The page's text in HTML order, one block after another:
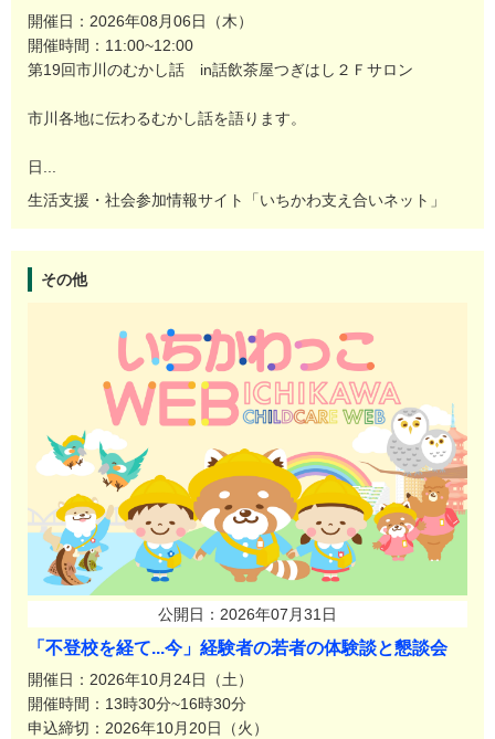
開催日：2026年08月06日（木）
開催時間：11:00~12:00
第19回市川のむかし話 in話飲茶屋つぎはし２Ｆサロン
市川各地に伝わるむかし話を語ります。
日...
生活支援・社会参加情報サイト「いちかわ支え合いネット」
その他
公開日：2026年07月31日
「不登校を経て...今」経験者の若者の体験談と懇談会
開催日：2026年10月24日（土）
開催時間：13時30分~16時30分
申込締切：2026年10月20日（火）